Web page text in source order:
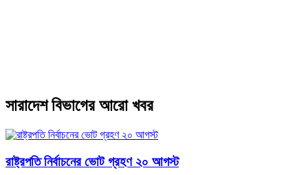
সারাদেশ বিভাগের আরো খবর
রাষ্ট্রপতি নির্বাচনের ভোট গ্রহণ ২০ আগস্ট